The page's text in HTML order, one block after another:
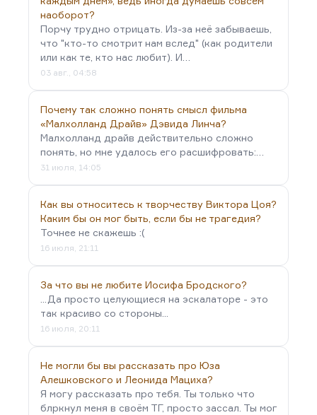
видно уже по его так называемому
производственному роману «День второй». На
самом деле, конечно, Эренбурга занимают
прежде всего судьбы художников.
Но тем не менее конфликт Журавлева и…
наоборот?
Порчу трудно отрицать. Из-за неё забываешь,
что "кто-то смотрит нам вслед" (как родители
или как те, кто нас любит). И…
03 авг., 04:58
Почему так сложно понять смысл фильма
«Малхолланд Драйв» Дэвида Линча?
Малхолланд драйв действительно сложно
понять, но мне удалось его расшифровать:…
31 июля, 14:05
Как вы относитесь к творчеству Виктора Цоя?
Каким бы он мог быть, если бы не трагедия?
Точнее не скажешь :(
16 июля, 21:11
За что вы не любите Иосифа Бродского?
...Да просто целующиеся на эскалаторе - это
так красиво со стороны...
16 июля, 20:11
Не могли бы вы рассказать про Юза
Алешковского и Леонида Мациха?
Я могу рассказать про тебя. Ты только что
блркнул меня в своём ТГ, просто зассал. Ты мог